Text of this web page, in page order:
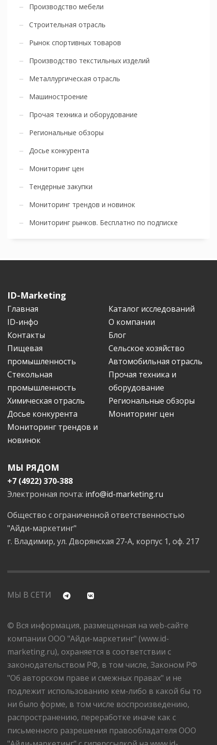
Производство мебели
Строительная отрасль
Рынок спортивных товаров
Производство текстильных изделий
Металлургическая отрасль
Машиностроение
Прочая техника и оборудование
Региональные обзоры
Досье конкурента
Мониторинг цен
Тендерные закупки
Мониторинг трендов и новинок
Мониторинг рынков. Бесплатно по подписке
ID-Marketing
Главная
Каталог исследований
ID-инфо
О компании
Контакты
Блог
Пищевая
промышленность
Сельское хозяйство
Автомобильная отрасль
Стекольная
промышленность
Прочая техника и
оборудование
Химическая отрасль
Региональные обзоры
Досье конкурента
Мониторинг цен
Мониторинг трендов и
новинок
МЫ РЯДОМ
+7 (4922) 370-388
Электронная почта: info@id-marketing.ru
Общество с ограниченной ответственностью
"Айди-маркетинг"
г. Владимир, ул. Дворянская 27-А, корпус 1, оф. 217
МЫ В СЕТИ
© Вся информация, размещенная на web-сайте
компании ООО "Айди-маркетинг" (www.id-
marketing.ru), охраняется в соответствии с
законодательством РФ, в том числе, Законом РФ
"Об авторском праве и смежных правах" и не
подлежит использованию кем-либо в какой бы то
ни было форме, в том числе воспроизведению,
распространению, переработке иначе как с
письменного разрешения правообладателя ООО